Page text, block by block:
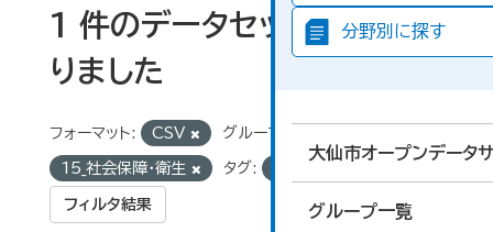
分野別に探す
大仙市オープンデータ
グループ一覧
1 件のデータセットが見つか
りました
フォーマット: CSV グループ:
15_社会保障・衛生 タグ:
フィルタ結果